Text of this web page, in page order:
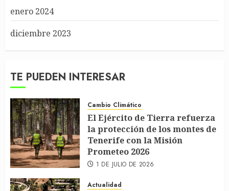
enero 2024
diciembre 2023
TE PUEDEN INTERESAR
Cambio Climático
El Ejército de Tierra refuerza
la protección de los montes de
Tenerife con la Misión
Prometeo 2026
1 DE JULIO DE 2026
Actualidad